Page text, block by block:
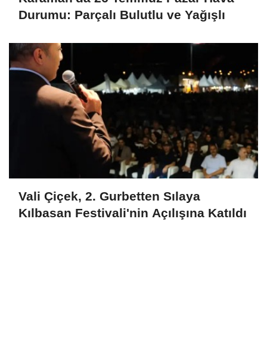
Durumu: Parçalı Bulutlu ve Yağışlı
Vali Çiçek, 2. Gurbetten Sılaya
Kılbasan Festivali'nin Açılışına Katıldı